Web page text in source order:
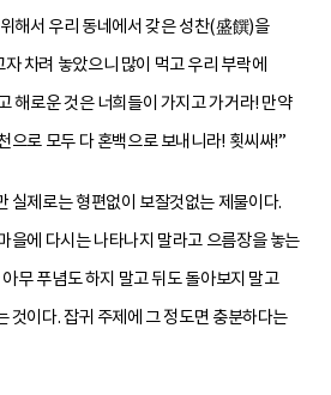
해서 우리 동네에서 갖은 성찬(盛饌)을
차려 놓았으니 많이 먹고 우리 부락에
해로운 것은 너희들이 가지고 가거라! 만약
으로 모두 다 혼백으로 보내니라! 횟씨싸!”
실제로는 형편없이 보잘것없는 제물이다.
을에 다시는 나타나지 말라고 으름장을 놓는
무 푸념도 하지 말고 뒤도 돌아보지 말고
것이다. 잡귀 주제에 그 정도면 충분하다는